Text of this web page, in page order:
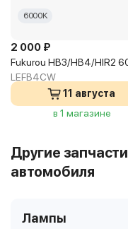
6000K
2 000 ₽
Fukurou HB3/HB4/HIR2
LEFB4CW
11 августа
в 1 магазине
Другие
автомобиля
Лампы